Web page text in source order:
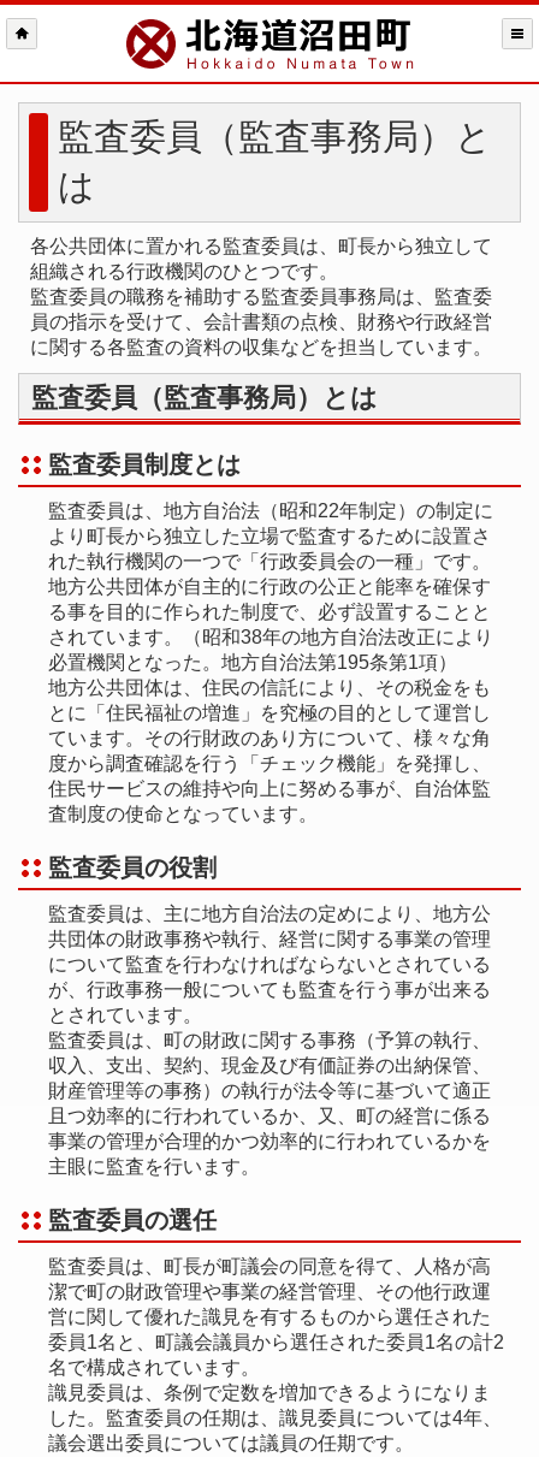
監査委員（監査事務局）と
は
各公共団体に置かれる監査委員は、町長から独立して
組織される行政機関のひとつです。
監査委員の職務を補助する監査委員事務局は、監査委
員の指示を受けて、会計書類の点検、財務や行政経営
に関する各監査の資料の収集などを担当しています。
監査委員（監査事務局）とは
監査委員制度とは
監査委員は、地方自治法（昭和22年制定）の制定に
より町長から独立した立場で監査するために設置さ
れた執行機関の一つで「行政委員会の一種」です。
地方公共団体が自主的に行政の公正と能率を確保す
る事を目的に作られた制度で、必ず設置することと
されています。（昭和38年の地方自治法改正により
必置機関となった。地方自治法第195条第1項）
地方公共団体は、住民の信託により、その税金をも
とに「住民福祉の増進」を究極の目的として運営し
ています。その行財政のあり方について、様々な角
度から調査確認を行う「チェック機能」を発揮し、
住民サービスの維持や向上に努める事が、自治体監
査制度の使命となっています。
監査委員の役割
監査委員は、主に地方自治法の定めにより、地方公
共団体の財政事務や執行、経営に関する事業の管理
について監査を行わなければならないとされている
が、行政事務一般についても監査を行う事が出来る
とされています。
監査委員は、町の財政に関する事務（予算の執行、
収入、支出、契約、現金及び有価証券の出納保管、
財産管理等の事務）の執行が法令等に基づいて適正
且つ効率的に行われているか、又、町の経営に係る
事業の管理が合理的かつ効率的に行われているかを
主眼に監査を行います。
監査委員の選任
監査委員は、町長が町議会の同意を得て、人格が高
潔で町の財政管理や事業の経営管理、その他行政運
営に関して優れた識見を有するものから選任された
委員1名と、町議会議員から選任された委員1名の計2
名で構成されています。
識見委員は、条例で定数を増加できるようになりま
した。監査委員の任期は、識見委員については4年、
議会選出委員については議員の任期です。